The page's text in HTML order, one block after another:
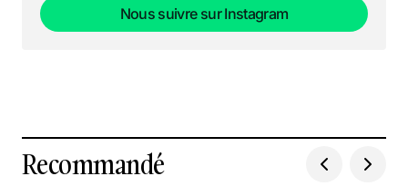
Nous suivre sur Instagram
Recommandé